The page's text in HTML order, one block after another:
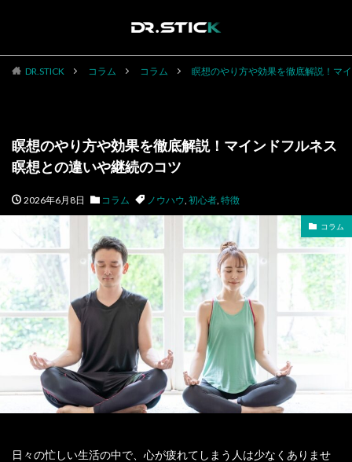
DR.STICK コラム コラム 瞑想のやり方や効果を徹底解説！マ
瞑想のやり方や効果を徹底解説！マインドフルネス
瞑想との違いや継続のコツ
2026年6月8日 コラム ノウハウ, 初心者, 特徴
コラム
日々の忙しい生活の中で、心が疲れてしまう人は少なくありませ